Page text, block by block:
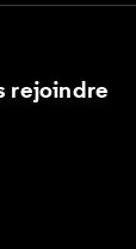
rejoindre